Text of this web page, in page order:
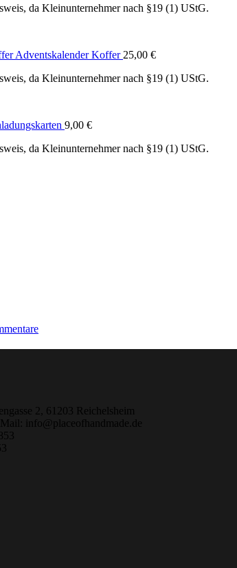
da Kleinunternehmer nach §19 (1) UStG.
Adventskalender Koffer 25,00 €
da Kleinunternehmer nach §19 (1) UStG.
9,00 €
da Kleinunternehmer nach §19 (1) UStG.
2, 61203 Reichelsheim
info@placeofhandmade.de